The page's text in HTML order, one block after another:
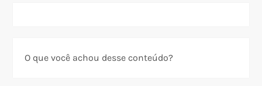
O que você achou desse conteúdo?